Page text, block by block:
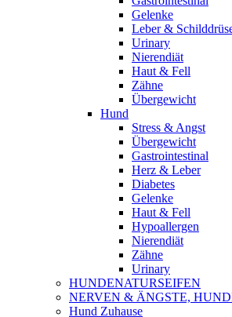
Gelenke
Leber &
Urinary
Nierendiät
Haut & Fell
Zähne
Übergewicht
Hund
Stress & Angst
Übergewicht
Gastrointestinal
Herz & Leber
Diabetes
Gelenke
Haut & Fell
Hypoallergen
Nierendiät
Zähne
Urinary
HUNDENATURSEIFEN
NERVEN & ÄNGSTE,
Hund Zuhause